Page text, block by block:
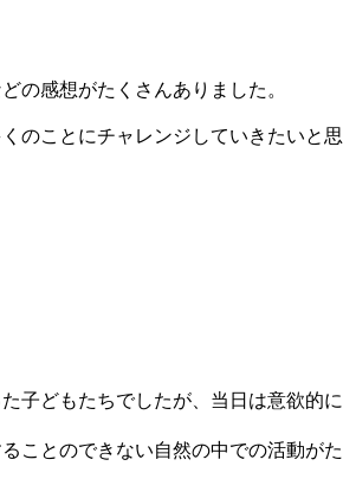
の感想がたくさんありました。
のことにチャレンジしていきたいと思
子どもたちでしたが、当日は意欲的に
ことのできない自然の中での活動がた